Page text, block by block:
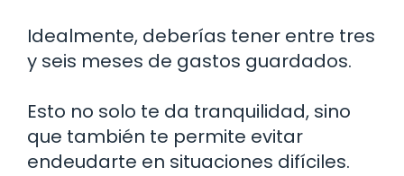
Idealmente, deberías tener entre tres
y seis meses de gastos guardados.
Esto no solo te da tranquilidad, sino
que también te permite evitar
endeudarte en situaciones difíciles.